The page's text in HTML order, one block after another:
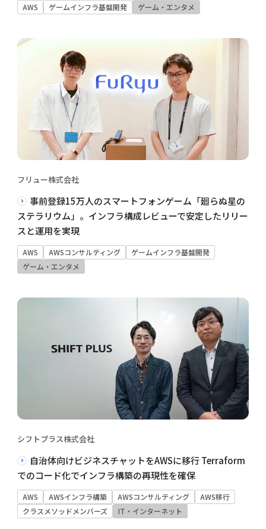
AWS ゲームインフラ基盤開発 ゲーム・エンタメ
フリュー株式会社
事前登録15万人のスマートフォンゲーム「廻らぬ星の
ステラリウム」。インフラ構成レビューで安定したリリー
スと運用を実現
AWS AWSコンサルティング
ゲームインフラ基盤開発
ゲーム・エンタメ
シフトプラス株式会社
自治体向けビジネスチャットをAWSに移行 Terraform
でのコード化でインフラ構築の再現性を確保
AWS AWSインフラ構築 AWSコンサルティング
AWS移行
クラスメソッドメンバーズ
IT・インターネット